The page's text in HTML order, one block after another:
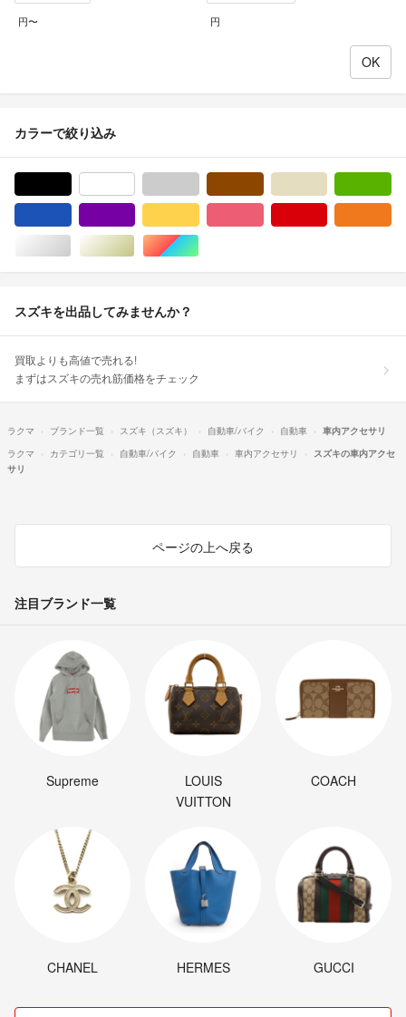
円〜 円
カラーで絞り込み
シルバー/銀色系ゴールド/金色系マルチカラー
スズキを出品してみませんか？
買取よりも高値で売れる!
まずはスズキの売れ筋価格をチェック
ラクマ ブランド一覧 スズキ（スズキ） 自動車/バイク 自動車
車内アクセサリ
ラクマ
カテゴリ一覧 自動車/バイク 自動車 車内アクセサリ
スズキの車内アクセ
サリ
ページの上へ戻る
注目ブランド一覧
Supreme
LOUIS
VUITTON
COACH
CHANEL HERMES GUCCI